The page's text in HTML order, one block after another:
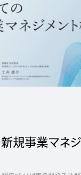
規事業マネ